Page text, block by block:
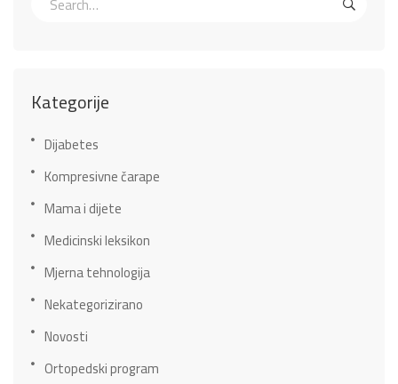
Kategorije
Dijabetes
Kompresivne čarape
Mama i dijete
Medicinski leksikon
Mjerna tehnologija
Nekategorizirano
Novosti
Ortopedski program